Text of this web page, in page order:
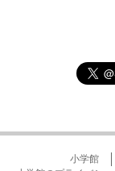
小学館